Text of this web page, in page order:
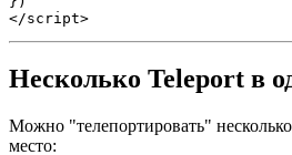
</script>
Несколько Teleport в
Можно "телепортировать"
место: